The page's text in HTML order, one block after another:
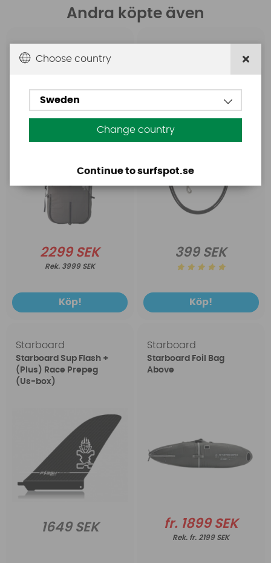
Andra köpte även
Starboard
Starboard Recover
2299 SEK
3999 SEK
Köp!
399 SEK
Köp!
Starboard
Starboard Sup Flash +
(Plus) Race Prepeg
(Us-box)
1649 SEK
Starboard
Starboard Foil Bag
Above
fr. 1899 SEK
fr. 2199 SEK
Choose country
Sweden
Change country
Continue to surfspot.se